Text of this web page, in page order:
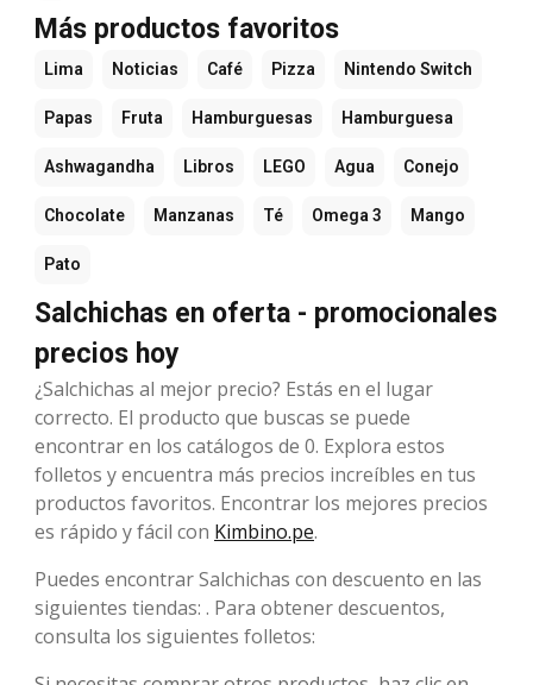
Más productos favoritos
Lima Noticias Café Pizza Nintendo Switch
Papas Fruta Hamburguesas Hamburguesa
Ashwagandha Libros LEGO Agua Conejo
Chocolate Manzanas Té Omega 3 Mango
Pato
Salchichas en oferta - promocionales
precios hoy
¿Salchichas al mejor precio? Estás en el lugar
correcto. El producto que buscas se puede
encontrar en los catálogos de 0. Explora estos
folletos y encuentra más precios increíbles en tus
productos favoritos. Encontrar los mejores precios
es rápido y fácil con Kimbino.pe.
Puedes encontrar Salchichas con descuento en las
siguientes tiendas: . Para obtener descuentos,
consulta los siguientes folletos: